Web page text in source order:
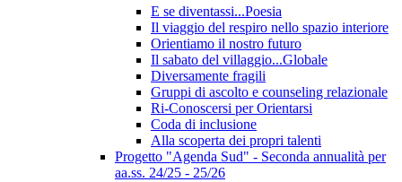
E se diventassi...Poesia
Il viaggio del respiro nello spazio interiore
Orientiamo il nostro futuro
Il sabato del villaggio...Globale
Diversamente fragili
Gruppi di ascolto e counseling relazionale
Ri-Conoscersi per Orientarsi
Coda di inclusione
Alla scoperta dei propri talenti
Progetto "Agenda Sud" - Seconda annualità per
aa.ss. 24/25 - 25/26